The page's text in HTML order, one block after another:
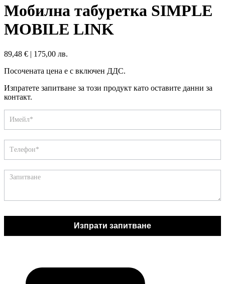
Мобилна табуретка SIMPLE
MOBILE LINK
89,48 € | 175,00 лв.
Посочената цена е с включен ДДС.
Изпратете запитване за този продукт като оставите данни за
контакт.
Изпрати запитване
you
are
human,
leave
this
field
blank.